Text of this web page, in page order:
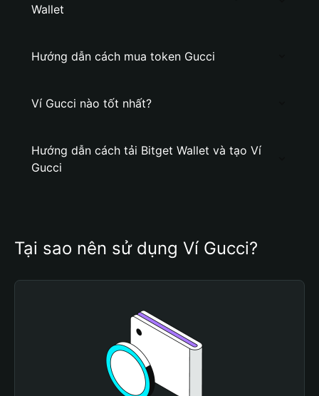
Wallet
Hướng dẫn cách mua token Gucci
Ví Gucci nào tốt nhất?
Hướng dẫn cách tải Bitget Wallet và tạo Ví
Gucci
Tại sao nên sử dụng Ví Gucci?